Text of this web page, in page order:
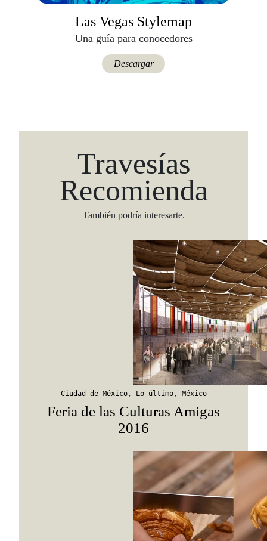
Las Vegas Stylemap
Una guía para conocedores
Descargar
Travesías
Recomienda
También podría interesarte.
Ciudad de México, Lo último, México
Feria de las Culturas Amigas
2016
Viaja con Travesías, recibe cada semana
itinerarios, tips de insider y las guías más